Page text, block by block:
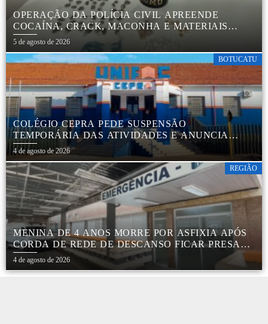
OPERAÇÃO DA POLÍCIA CIVIL APREENDE
COCAÍNA, CRACK, MACONHA E MATERIAIS
PARA EMBALAR DROGAS EM BOTUCATU
5 de agosto de 2026
BOTUCATU
COLÉGIO CEPRA PEDE SUSPENSÃO
TEMPORÁRIA DAS ATIVIDADES E ANUNCIA
REESTRUTURAÇÃO EM BOTUCATU
4 de agosto de 2026
REGIÃO
MENINA DE 4 ANOS MORRE POR ASFIXIA APÓS
CORDA DE REDE DE DESCANSO FICAR PRESA
AO PESCOÇO EM MARÍLIA
4 de agosto de 2026